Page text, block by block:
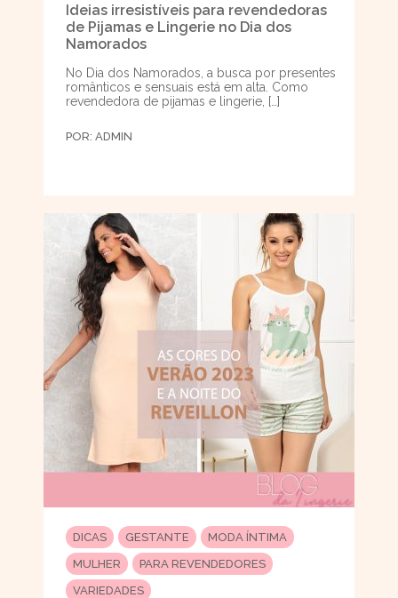
Ideias irresistíveis para revendedoras
de Pijamas e Lingerie no Dia dos
Namorados
No Dia dos Namorados, a busca por presentes
românticos e sensuais está em alta. Como
revendedora de pijamas e lingerie, […]
POR: ADMIN
DICAS GESTANTE
MODA ÍNTIMA
MULHER
PARA REVENDEDORES
VARIEDADES